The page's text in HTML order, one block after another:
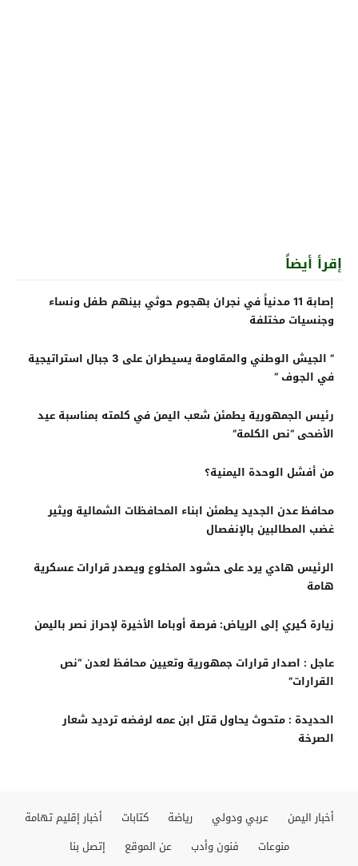
إقرأ أيضاً
إصابة 11 مدنياً في نجران بهجوم حوثي بينهم طفل ونساء
وجنسيات مختلفة
” الجيش الوطني والمقاومة يسيطران على 3 جبال استراتيجية
في الجوف “
رئيس الجمهورية يطمئن شعب اليمن في كلمته بمناسبة عيد
الأضحى “نص الكلمة”
من أفشل الوحدة اليمنية؟
محافظ عدن الجديد يطمئن ابناء المحافظات الشمالية ويثير
غضب المطالبين بالإنفصال
الرئيس هادي يرد على حشود المخلوع ويصدر قرارات عسكرية
هامة
زيارة كيري إلى الرياض: فرصة أوباما الأخيرة لإحراز نصر باليمن
عاجل : اصدار قرارات جمهورية وتعيين محافظ لعدن “نص
القرارات”
الحديدة : متحوث يحاول قتل ابن عمه لرفضه ترديد شعار
الصرخة
أخبار اليمن عربي ودولي رياضة كتابات
أخبار إقليم تهامة
منوعات
فنون وأدب عن الموقع إتصل بنا